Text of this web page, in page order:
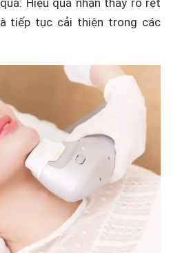
Hiệu quả nhận thấy rõ rệt
tiếp tục cải thiện trong các